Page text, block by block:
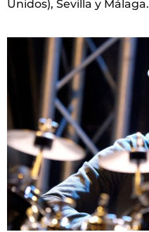
Unidos), Sevilla y Málaga.